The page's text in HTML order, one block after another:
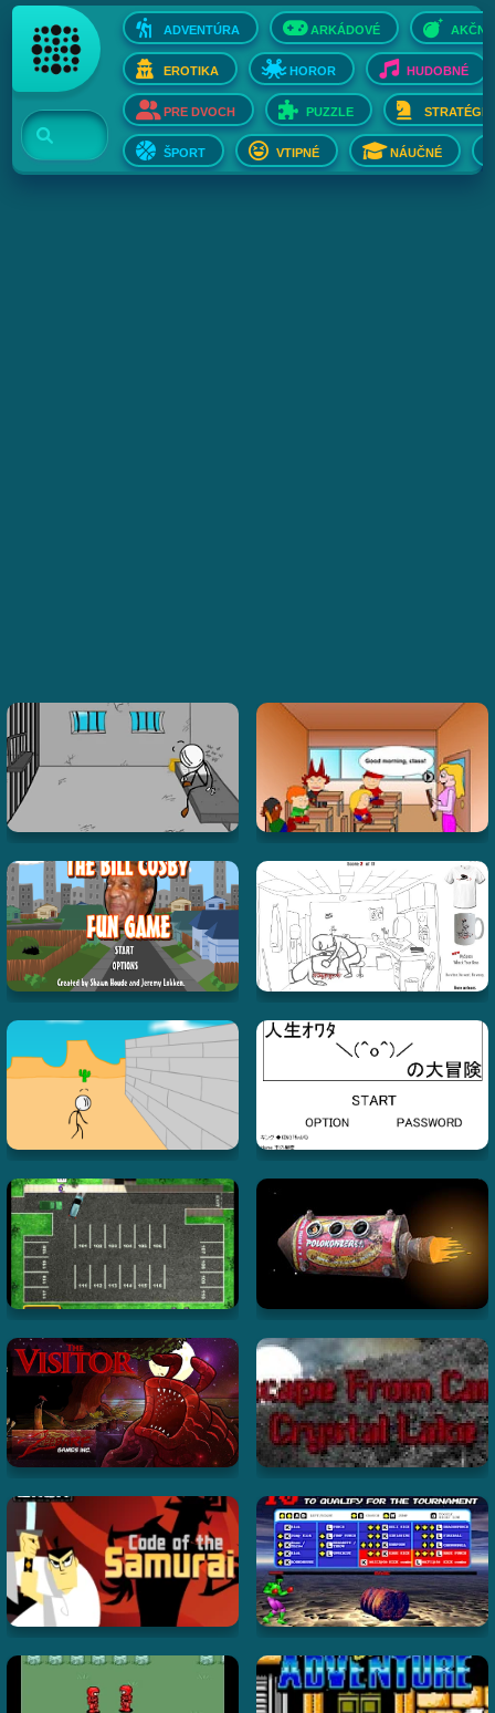
ADVENTÚRA ARKÁDOVÉ AKČNÉ
EROTIKA HOROR HUDOBNÉ
PRE DVOCH PUZZLE STRATÉGIE
ŠPORT VTIPNÉ NÁUČNÉ